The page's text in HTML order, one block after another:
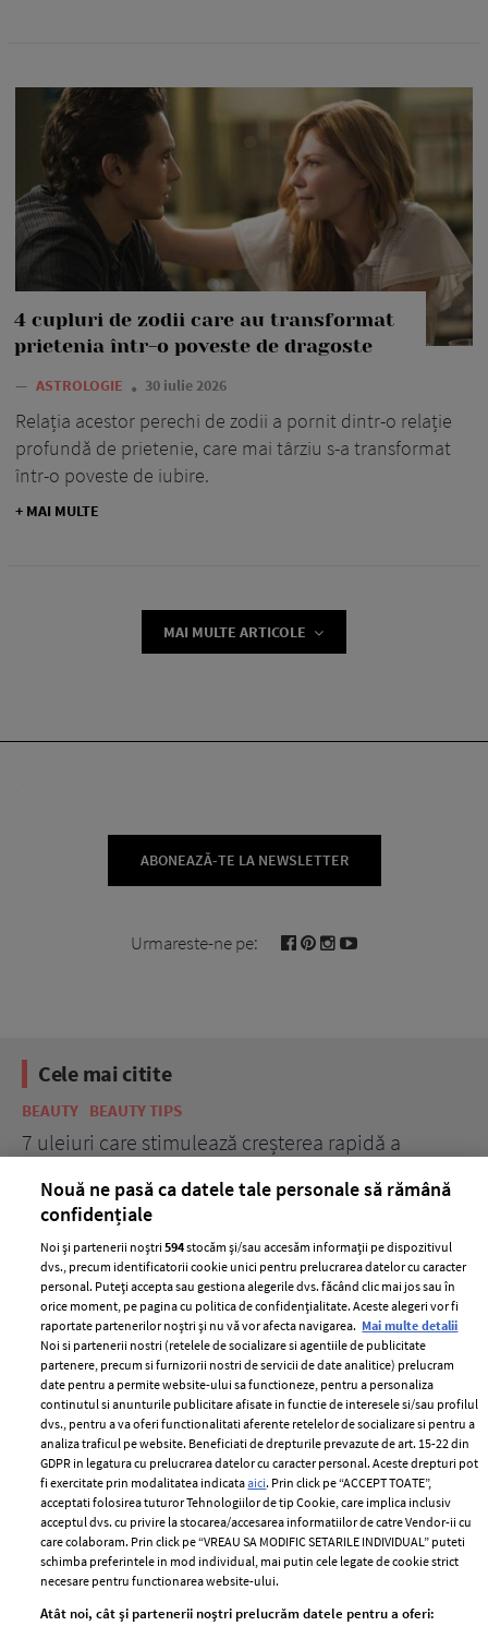
4 cupluri de zodii care au transformat
prietenia într-o poveste de dragoste
— ASTROLOGIE 30 iulie 2026
Relația acestor perechi de zodii a pornit dintr-o relație
profundă de prietenie, care mai târziu s-a transformat
într-o poveste de iubire.
+ MAI MULTE
MAI MULTE ARTICOLE
ABONEAZĂ-TE LA NEWSLETTER
Urmareste-ne pe:
Cele mai citite
BEAUTY BEAUTY TIPS
7 uleiuri care stimulează creșterea rapidă a
ELLE Style Awards
2024
Despre ELLE
Romania
Contact
Abonamente
Termeni si conditii
Politica de
confidențialitate
Politica de cookies
Publicitate
Nouă ne pasă ca datele tale personale să rămână
confidențiale
Noi și partenerii noștri594stocăm și/sau accesăm informații pe dispozitivul
dvs., precum identificatorii cookie unici pentru prelucrarea datelor cu caracter
personal. Puteți accepta sau gestiona alegerile dvs. făcând clic mai jos sau în
orice moment, pe pagina cu politica de confidențialitate. Aceste alegeri vor fi
raportate partenerilor noștri și nu vă vor afecta navigarea. Mai multe detalii
Noi si partenerii nostri (retelele de socializare si agentiile de publicitate
partenere, precum si furnizorii nostri de servicii de date analitice) prelucram
date pentru a permite website-ului sa functioneze, pentru a personaliza
continutul si anunturile publicitare afisate in functie de interesele si/sau profilul
dvs., pentru a va oferi functionalitati aferente retelelor de socializare si pentru a
analiza traficul pe website. Beneficiati de drepturile prevazute de art. 15-22 din
GDPR in legatura cu prelucrarea datelor cu caracter personal. Aceste drepturi pot
fi exercitate prin modalitatea indicataaici. Prin click pe “ACCEPT TOATE”,
acceptati folosirea tuturor Tehnologiilor de tip Cookie, care implica inclusiv
acceptul dvs. cu privire la stocarea/accesarea informatiilor de catre Vendor-ii cu
care colaboram. Prin click pe “VREAU SA MODIFIC SETARILE INDIVIDUAL” puteti
schimba preferintele in mod individual, mai putin cele legate de cookie strict
necesare pentru functionarea website-ului.
Atât noi, cât și partenerii noștri prelucrăm datele pentru a oferi: